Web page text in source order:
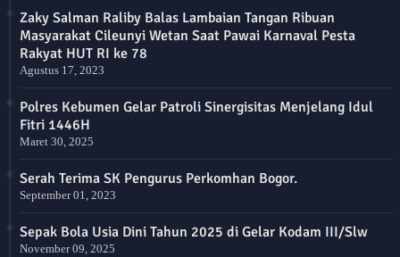
Zaky Salman Raliby Balas Lambaian Tangan Ribuan
Masyarakat Cileunyi Wetan Saat Pawai Karnaval Pesta
Rakyat HUT RI ke 78
Agustus 17, 2023
Polres Kebumen Gelar Patroli Sinergisitas Menjelang Idul
Fitri 1446H
Maret 30, 2025
Serah Terima SK Pengurus Perkomhan Bogor.
September 01, 2023
Sepak Bola Usia Dini Tahun 2025 di Gelar Kodam III/Slw
November 09, 2025